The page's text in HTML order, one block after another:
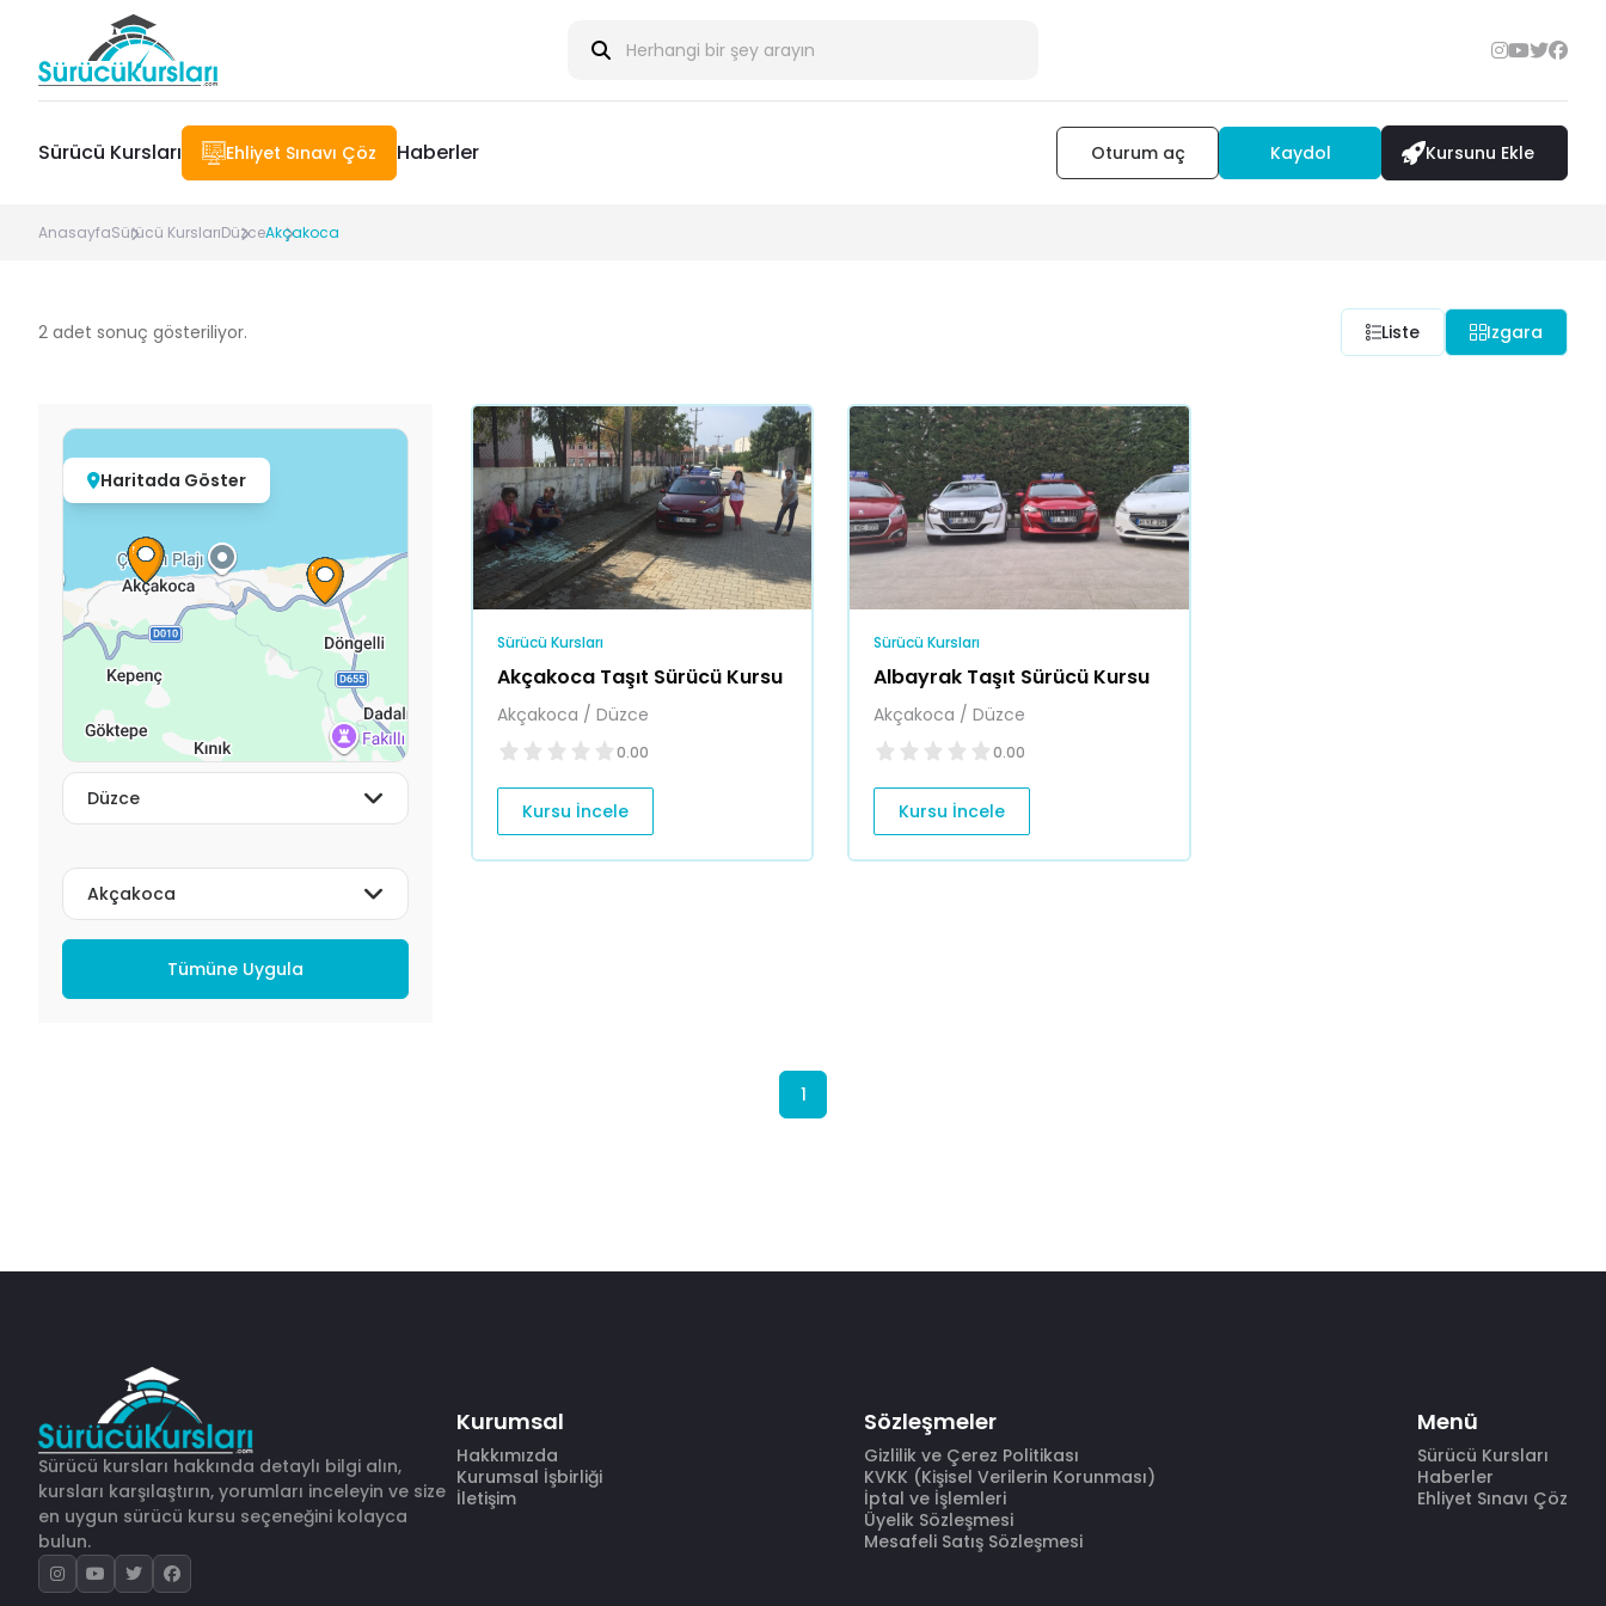
Sürücü Kursları Ehliyet Sınavı Çöz Haberler Oturum aç Kaydol Kursunu Ekle
AnasayfaSürücü KurslarıDüzceAkçakoca
2 adet sonuç gösteriliyor. Liste Izgara
Haritada Göster
Tümüne Uygula
Sürücü Kursları
Akçakoca Taşıt Sürücü Kursu
Akçakoca / Düzce
0.00
Kursu İncele
Sürücü Kursları
Albayrak Taşıt Sürücü Kursu
Akçakoca / Düzce
0.00
Kursu İncele
1
Sürücü kursları hakkında detaylı bilgi alın,
kursları karşılaştırın, yorumları inceleyin ve size
en uygun sürücü kursu seçeneğini kolayca
bulun.
Kurumsal
Hakkımızda
Kurumsal İşbirliği
İletişim
Sözleşmeler
Gizlilik ve Çerez Politikası
KVKK (Kişisel Verilerin Korunması)
İptal ve İşlemleri
Üyelik Sözleşmesi
Mesafeli Satış Sözleşmesi
Menü
Sürücü Kursları
Haberler
Ehliyet Sınavı Çöz